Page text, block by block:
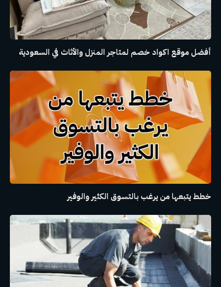
أفضل موقع اكواد خصم لمتاجر المنزل والأثاث في السعودية
خطط يتبعها من يرغب بالتسوق الكثير والوفير